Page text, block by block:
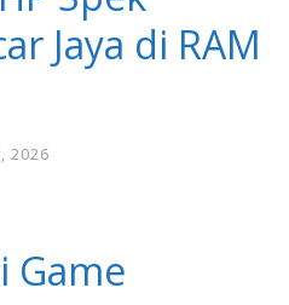
Jaya di RAM
2026
Game